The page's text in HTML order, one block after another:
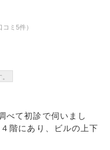
ミ5件）
べて初診で伺いまし
階にあり、ビルの上下